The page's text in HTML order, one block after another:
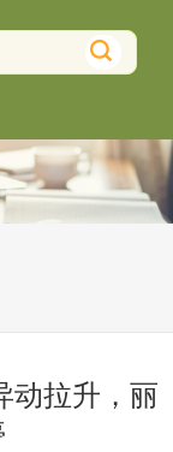
动拉升，丽